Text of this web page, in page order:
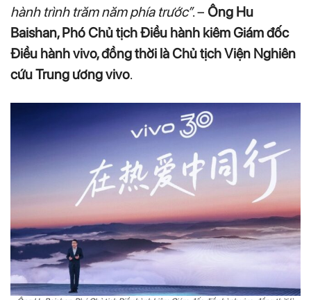
hành trình trăm năm phía trước”. – Ông Hu
Baishan, Phó Chủ tịch Điều hành kiêm Giám đốc
Điều hành vivo, đồng thời là Chủ tịch Viện Nghiên
cứu Trung ương vivo.